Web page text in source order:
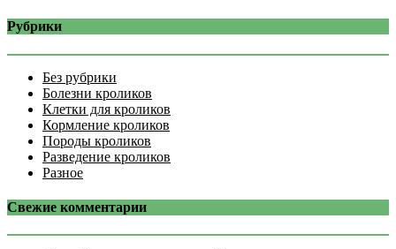
Рубрики
Без рубрики
Болезни кроликов
Клетки для кроликов
Кормление кроликов
Породы кроликов
Разведение кроликов
Разное
Свежие комментарии